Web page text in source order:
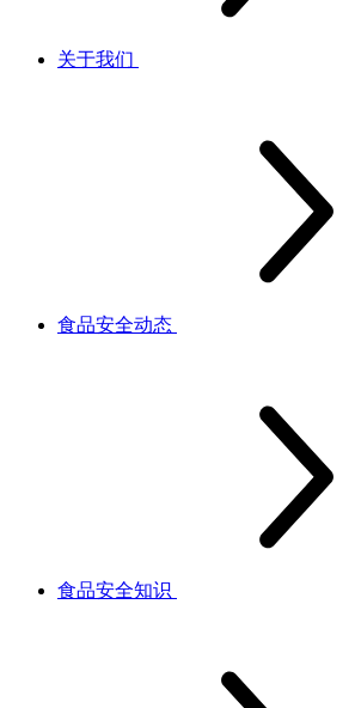
关于我们
食品安全动态
食品安全知识